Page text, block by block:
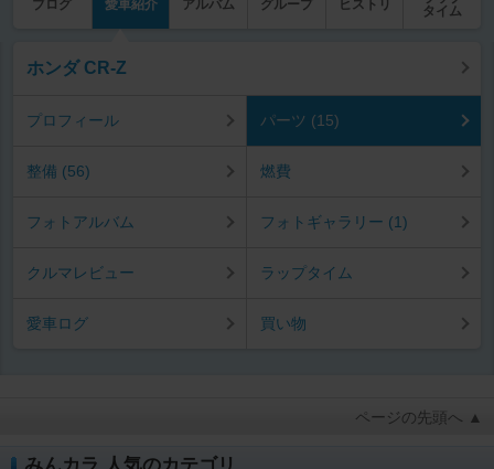
ブログ 愛車紹介 アルバム グループ ヒストリ
タイム
ホンダ CR-Z
プロフィール パーツ (15)
整備 (56) 燃費
フォトアルバム フォトギャラリー (1)
クルマレビュー ラップタイム
愛車ログ 買い物
ページの先頭へ ▲
みんカラ 人気のカテゴリ